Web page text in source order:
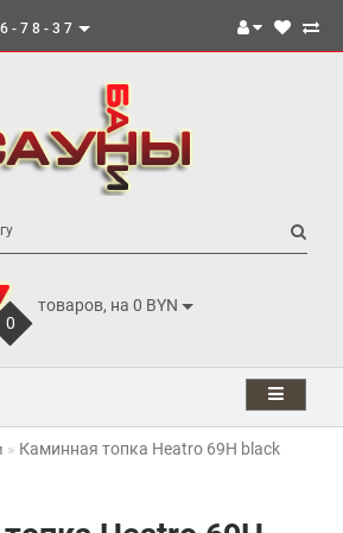
78-37
0
товаров, на 0 BYN
Каминная топка Heatro 69H black